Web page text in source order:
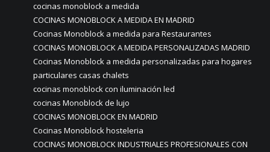
cocinas monoblock a medida
COCINAS MONOBLOCK A MEDIDA EN MADRID
Cocinas Monoblock a medida para Restaurantes
COCINAS MONOBLOCK A MEDIDA PERSONALIZADAS MADRID
Cocinas Monoblock a medida personalizadas para hogares
particulares casas chalets
cocinas monoblock con iluminación led
cocinas Monoblock de lujo
COCINAS MONOBLOCK EN MADRID
Cocinas Monoblock hosteleria
COCINAS MONOBLOCK INDUSTRIALES PROFESIONALES CON